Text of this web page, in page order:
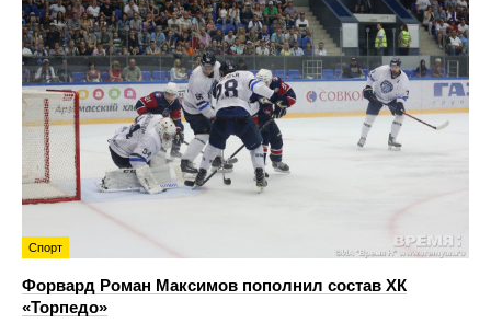
Спорт
Форвард Роман Максимов пополнил состав ХК
«Торпедо»